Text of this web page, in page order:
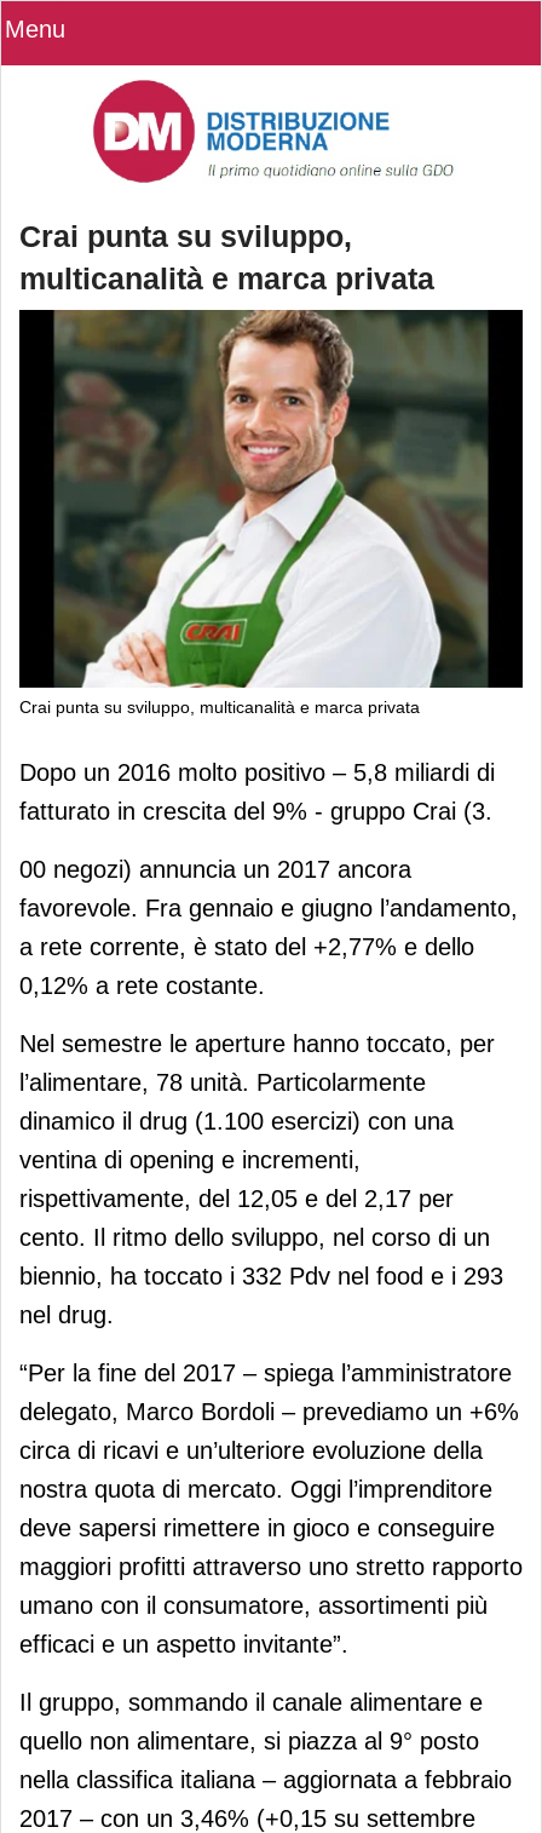
Menu
Crai punta su sviluppo,
multicanalità e marca privata
Crai punta su sviluppo, multicanalità e marca privata
Crai punta su sviluppo, multicanalità
e marca privata
Dopo un 2016 molto positivo – 5,8 miliardi di
fatturato in crescita del 9% - gruppo Crai (3.
00 negozi) annuncia un 2017 ancora
favorevole. Fra gennaio e giugno l’andamento,
a rete corrente, è stato del +2,77% e dello
0,12% a rete costante.
Nel semestre le aperture hanno toccato, per
l’alimentare, 78 unità. Particolarmente
dinamico il drug (1.100 esercizi) con una
ventina di opening e incrementi,
rispettivamente, del 12,05 e del 2,17 per
cento. Il ritmo dello sviluppo, nel corso di un
biennio, ha toccato i 332 Pdv nel food e i 293
nel drug.
“Per la fine del 2017 – spiega l’amministratore
delegato, Marco Bordoli – prevediamo un +6%
circa di ricavi e un’ulteriore evoluzione della
nostra quota di mercato. Oggi l’imprenditore
deve sapersi rimettere in gioco e conseguire
maggiori profitti attraverso uno stretto rapporto
umano con il consumatore, assortimenti più
efficaci e un aspetto invitante”.
Il gruppo, sommando il canale alimentare e
quello non alimentare, si piazza al 9° posto
nella classifica italiana – aggiornata a febbraio
2017 – con un 3,46% (+0,15 su settembre